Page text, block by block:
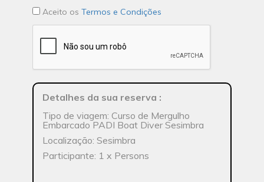
Aceito os Termos e Condições
Detalhes da sua reserva :
Tipo de viagem: Curso de Mergulho
Embarcado PADI Boat Diver Sesimbra
Localização: Sesimbra
Participante: 1 x Persons